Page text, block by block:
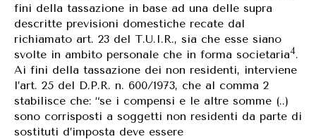
fini della tassazione in base ad una delle supra
descritte previsioni domestiche recate dal
richiamato art. 23 del T.U.I.R., sia che esse siano
svolte in ambito personale che in forma societaria4.
Ai fini della tassazione dei non residenti, interviene
l’art. 25 del D.P.R. n. 600/1973, che al comma 2
stabilisce che: “se i compensi e le altre somme (..)
sono corrisposti a soggetti non residenti da parte di
sostituti d’imposta deve essere